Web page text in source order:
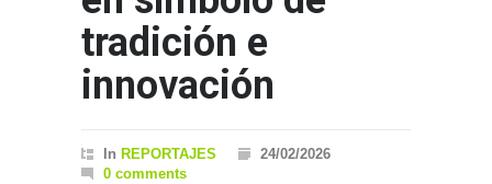
tradición e
innovación
In REPORTAJES
24/02/2026
0 comments